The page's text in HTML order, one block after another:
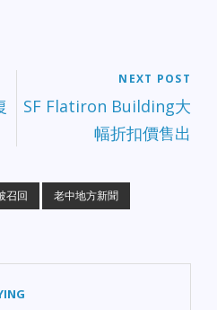
NEXT POST
SF Flatiron Building大
幅折扣價售出
召回
老中地方新聞